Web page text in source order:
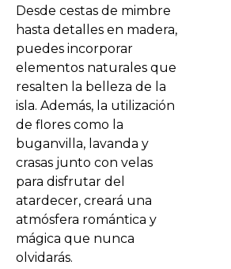
Desde cestas de mimbre
hasta detalles en madera,
puedes incorporar
elementos naturales que
resalten la belleza de la
isla. Además, la utilización
de flores como la
buganvilla, lavanda y
crasas junto con velas
para disfrutar del
atardecer, creará una
atmósfera romántica y
mágica que nunca
olvidarás.